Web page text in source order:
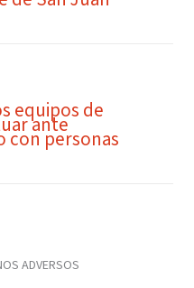
equipos de
ante
con personas
ADVERSOS